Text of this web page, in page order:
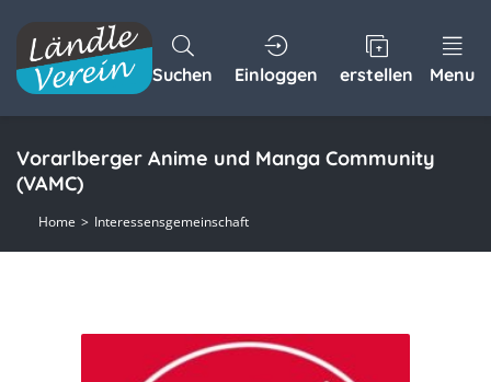
Suchen Einloggen erstellen Menu
Vorarlberger Anime und Manga Community
(VAMC)
Home Interessensgemeinschaft